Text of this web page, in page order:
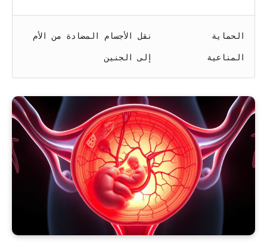
الحماية
المناعية
نقل الأجسام المضادة من الأم
إلى الجنين